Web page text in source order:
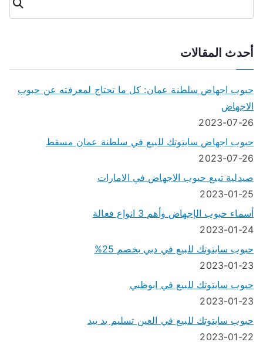
البحث
أحدث المقالات
حبوب اجهاض سلطنة عمان: كل ما تحتاج لمعرفته عن حبوب
الاجهاض
2023-07-26
حبوب اجهاض سايتوتك للبيع في سلطنة عمان مسقط
2023-07-26
صيدلية تبيع حبوب الاجهاض في الامارات
2023-01-25
أسماء حبوب الإجهاض وأهم 3 انواع فعالة
2023-01-24
حبوب سايتوتك للبيع في دبي بخصم 25%
2023-01-23
حبوب سايتوتك للبيع في ابوظبي
2023-01-23
حبوب سايتوتك للبيع في العين تسليم يد بيد
2023-01-22